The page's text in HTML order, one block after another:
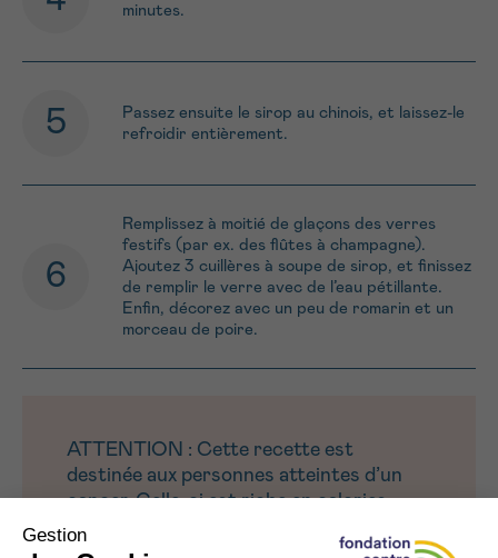
minutes.
Passez ensuite le sirop au chinois, et laissez-le
refroidir entièrement.
Remplissez à moitié de glaçons des verres
festifs (par ex. des flûtes à champagne).
Ajoutez 3 cuillères à soupe de sirop, et finissez
de remplir le verre avec de l’eau pétillante.
Enfin, décorez avec un peu de romarin et un
morceau de poire.
ATTENTION : Cette recette est
destinée aux personnes atteintes d’un
cancer. Celle-ci est riche en calories
et/ou protéines, ou spécifiquement
développée pour certains symptômes